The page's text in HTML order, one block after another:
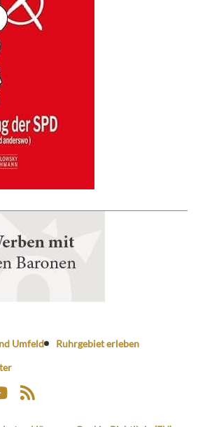
Umfeld
Ruhrgebiet erleben